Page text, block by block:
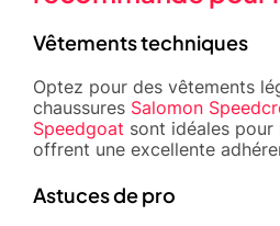
Vêtements techniques
Optez pour des vêtements
chaussures Salomon
Speedgoat sont idéales
offrent une excellente
Astuces de pro